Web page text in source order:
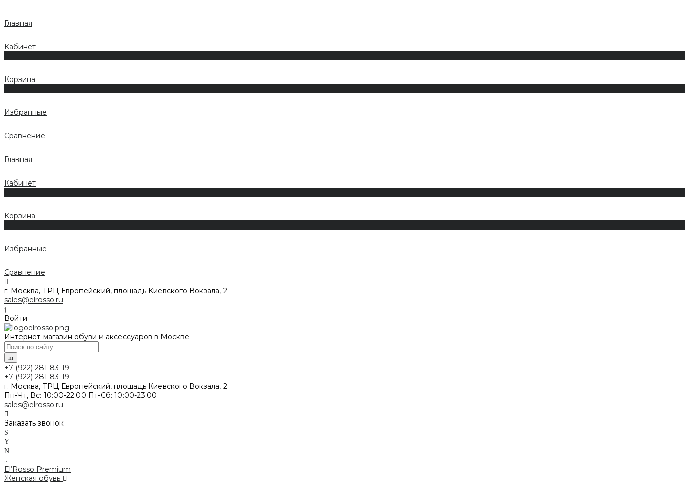
Главная
Кабинет
Корзина
Избранные
Сравнение
Главная
Кабинет
Корзина
Избранные
Сравнение
г. Москва, ТРЦ Европейский, площадь Киевского Вокзала, 2
sales@elrosso.ru
Войти
Интернет-магазин обуви и аксессуаров в Москве
+7 (922) 281-83-19
+7 (922) 281-83-19
г. Москва, ТРЦ Европейский, площадь Киевского Вокзала, 2
Пн-Чт, Вс: 10:00-22:00 Пт-Сб: 10:00-23:00
sales@elrosso.ru
Заказать звонок
...
El’Rosso Premium
Женская обувь